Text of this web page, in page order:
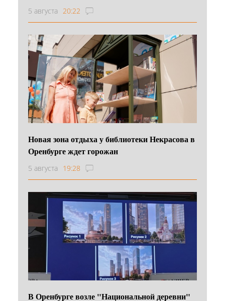
5 августа 20:22
Новая зона отдыха у библиотеки Некрасова в
Оренбурге ждет горожан
5 августа 19:28
В Оренбурге возле "Национальной деревни"